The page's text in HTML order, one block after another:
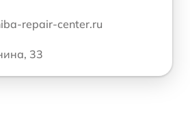
repair-center.ru
33